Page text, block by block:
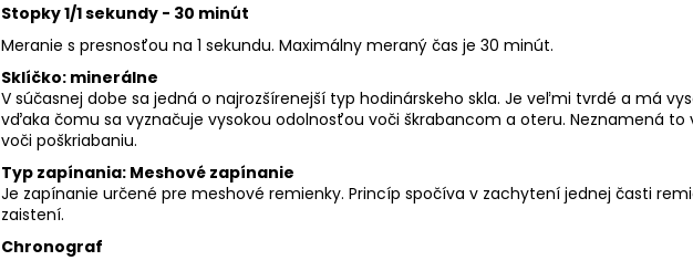
Stopky 1/1 sekundy - 30 minút
Meranie s presnosťou na 1 sekundu. Maximálny meraný čas je 30 minút.
Sklíčko: minerálne
V súčasnej dobe sa jedná o najrozšírenejší typ hodinárskeho skla. Je veľmi tvrdé a má
vďaka čomu sa vyznačuje vysokou odolnosťou voči škrabancom a oteru. Neznamená to
voči poškriabaniu.
Typ zapínania: Meshové zapínanie
Je zapínanie určené pre meshové remienky. Princíp spočíva v zachytení jednej časti
zaistení.
Chronograf